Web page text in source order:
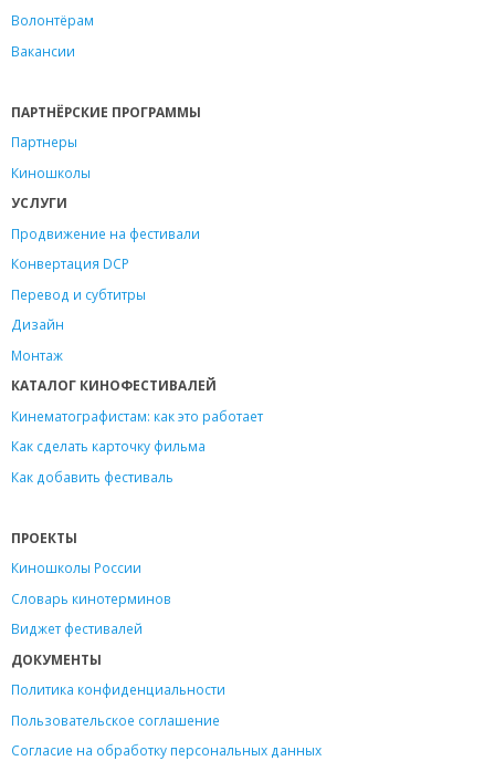
Волонтёрам
Вакансии
ПАРТНЁРСКИЕ ПРОГРАММЫ
Партнеры
Киношколы
УСЛУГИ
Продвижение на фестивали
Конвертация DCP
Перевод и субтитры
Дизайн
Монтаж
КАТАЛОГ КИНОФЕСТИВАЛЕЙ
Кинематографистам: как это работает
Как сделать карточку фильма
Как добавить фестиваль
ПРОЕКТЫ
Киношколы России
Словарь кинотерминов
Виджет фестивалей
ДОКУМЕНТЫ
Политика конфиденциальности
Пользовательское соглашение
Согласие на обработку персональных данных